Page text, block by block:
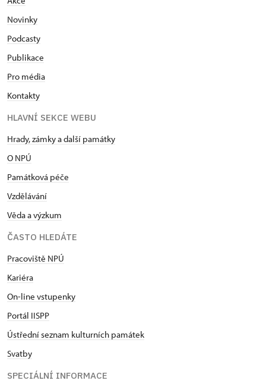
Novinky
Podcasty
Publikace
Pro média
Kontakty
HLAVNÍ SEKCE WEBU
Hrady, zámky a další památky
O NPÚ
Památková péče
Vzdělávání
Věda a výzkum
ČASTO HLEDÁTE
Pracoviště NPÚ
Kariéra
On-line vstupenky
Portál IISPP
Ústřední seznam kulturních památek
Svatby
SPECIÁLNÍ INFORMACE